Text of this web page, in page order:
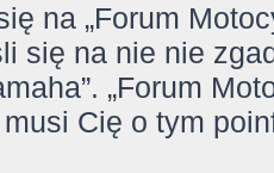
na „Forum
się na nie nie
„Forum
Cię o tym